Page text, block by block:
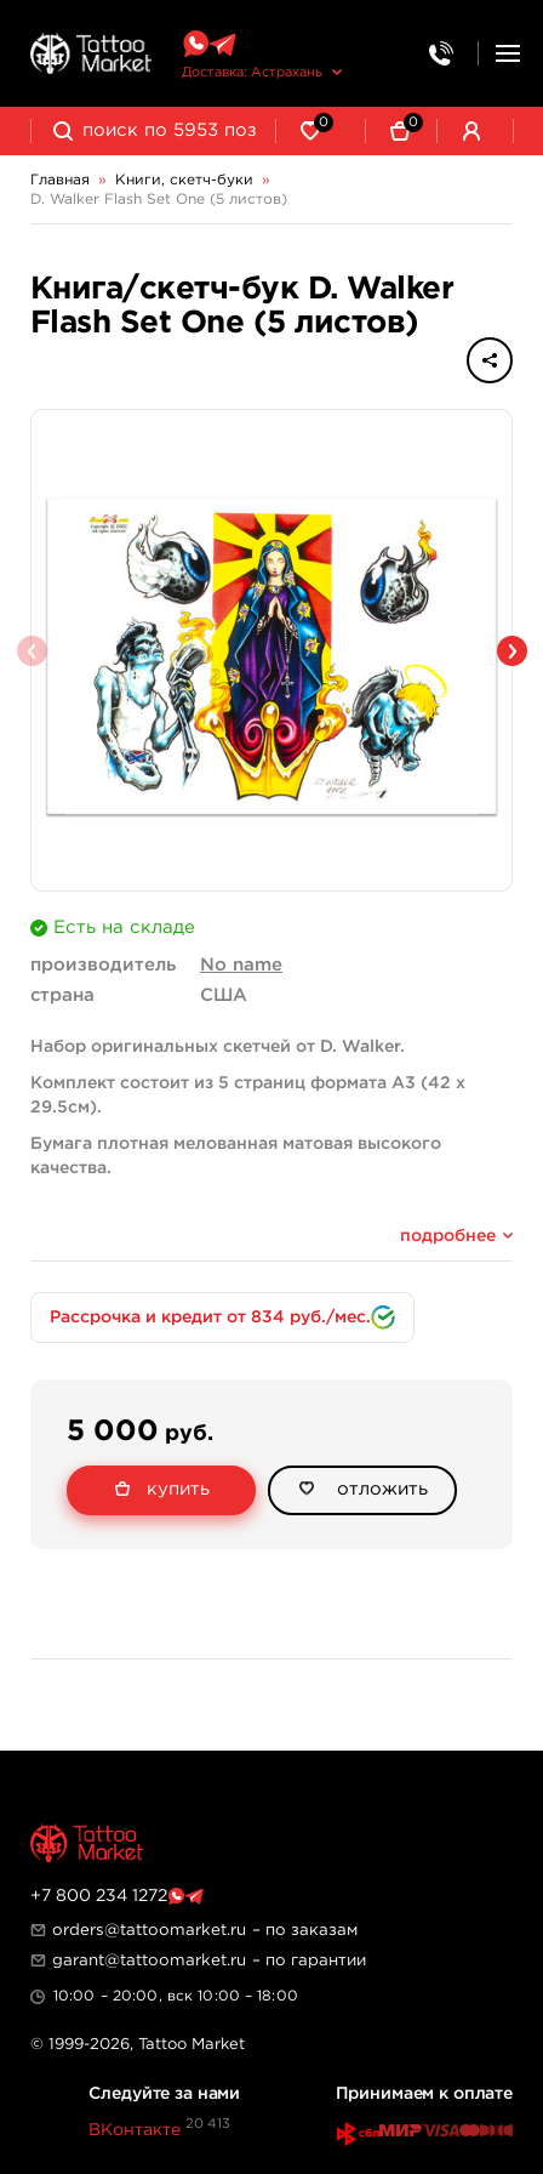
Доставка: Астрахань
0 0
Главная » Книги, скетч-буки
»
D. Walker Flash Set One (5 листов)
Книга/скетч-бук D. Walker
Flash Set One (5 листов)
Есть на складе
производитель
No name
страна
США
Набор оригинальных скетчей от D. Walker.
Комплект состоит из 5 страниц формата А3 (42 х
29.5см).
Бумага плотная мелованная матовая высокого
качества.
подробнее
Рассрочка и кредит от 834 руб./мес.
5 000 руб.
купить отложить
+7 800 234 1272
orders@tattoomarket.ru – по заказам
garant@tattoomarket.ru – по гарантии
10:00 – 20:00, вск 10:00 – 18:00
© 1999-2026, Tattoo Market
Следуйте за нами
ВКонтакте 20 413
Принимаем к оплате